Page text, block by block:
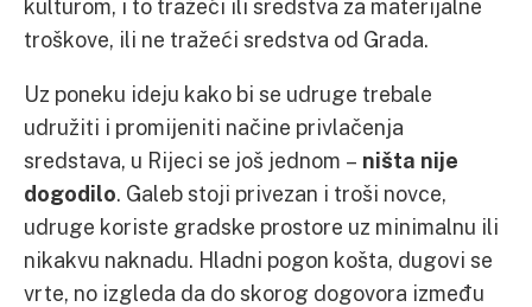
kulturom, i to tražeći ili sredstva za materijalne
troškove, ili ne tražeći sredstva od Grada.
Uz poneku ideju kako bi se udruge trebale
udružiti i promijeniti načine privlačenja
sredstava, u Rijeci se još jednom – ništa nije
dogodilo. Galeb stoji privezan i troši novce,
udruge koriste gradske prostore uz minimalnu ili
nikakvu naknadu. Hladni pogon košta, dugovi se
vrte, no izgleda da do skorog dogovora između